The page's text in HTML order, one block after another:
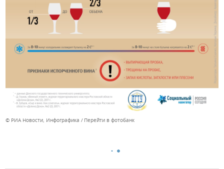
© РИА Новости, Инфографика Перейти в фотобанк